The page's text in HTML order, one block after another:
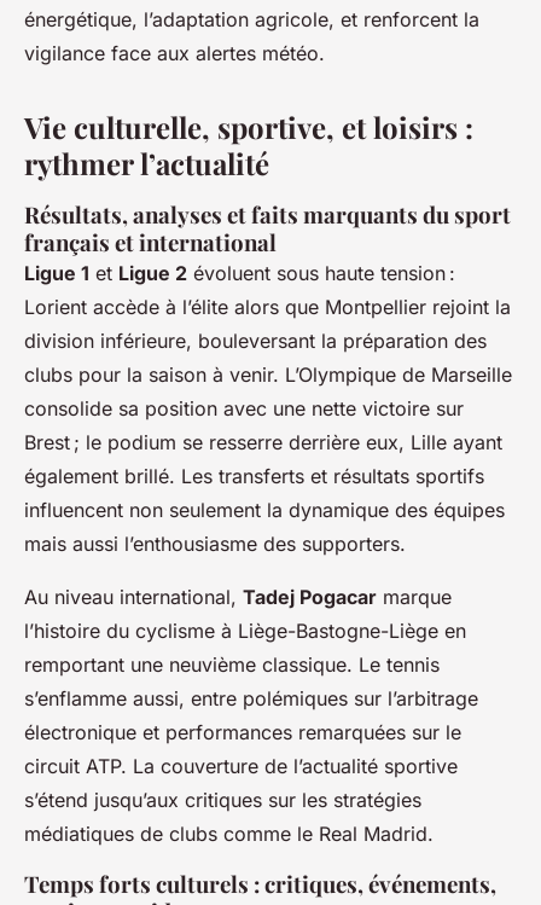
énergétique, l’adaptation agricole, et renforcent la
vigilance face aux alertes météo.
Vie culturelle, sportive, et loisirs :
rythmer l’actualité
Résultats, analyses et faits marquants du sport
français et international
Ligue 1 et Ligue 2 évoluent sous haute tension :
Lorient accède à l’élite alors que Montpellier rejoint la
division inférieure, bouleversant la préparation des
clubs pour la saison à venir. L’Olympique de Marseille
consolide sa position avec une nette victoire sur
Brest ; le podium se resserre derrière eux, Lille ayant
également brillé. Les transferts et résultats sportifs
influencent non seulement la dynamique des équipes
mais aussi l’enthousiasme des supporters.
Au niveau international, Tadej Pogacar marque
l’histoire du cyclisme à Liège-Bastogne-Liège en
remportant une neuvième classique. Le tennis
s’enflamme aussi, entre polémiques sur l’arbitrage
électronique et performances remarquées sur le
circuit ATP. La couverture de l’actualité sportive
s’étend jusqu’aux critiques sur les stratégies
médiatiques de clubs comme le Real Madrid.
Temps forts culturels : critiques, événements,